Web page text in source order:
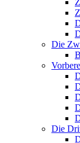
Die
Die